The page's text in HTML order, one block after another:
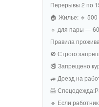
Перерывы 2 по
🏠 Жилье: 🔹 500
🔹 для пары —
Правила
🚫 Строго
🚭 Запрещено
🚙 Доезд на
🦺
🔹 Если